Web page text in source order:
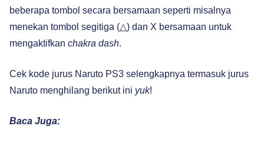
beberapa tombol secara bersamaan seperti misalnya
menekan tombol segitiga (△) dan X bersamaan untuk
mengaktifkan chakra dash.
Cek kode jurus Naruto PS3 selengkapnya termasuk jurus
Naruto menghilang berikut ini yuk!
Baca Juga: